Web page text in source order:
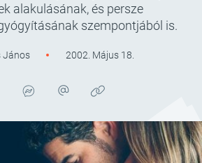
alakulásának, és persze
szempontjából is.
János 2002. Május 18.